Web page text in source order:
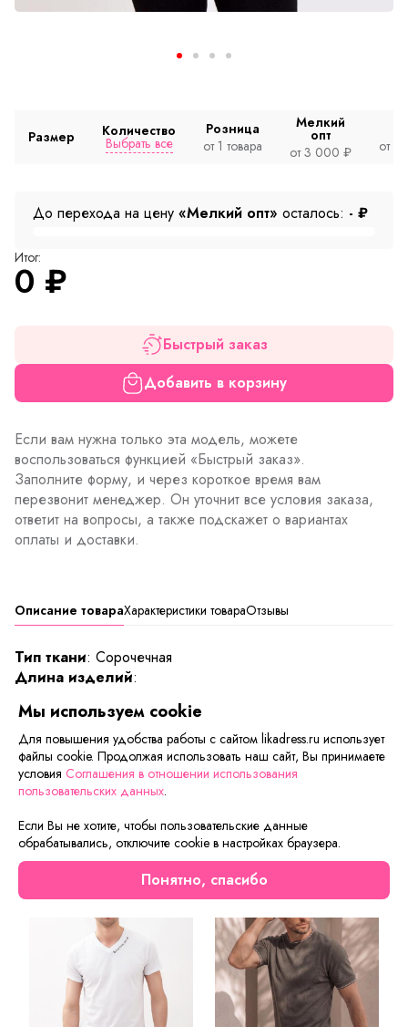
Размер Количество
Выбрать все
Розница
от 1 товара
Мелкий
опт
от 3 000 ₽
от
До перехода на цену «Мелкий опт» осталось: - ₽
Итог:
0 ₽
Быстрый заказ
Добавить в корзину
Если вам нужна только эта модель, можете
воспользоваться функцией «Быстрый заказ».
Заполните форму, и через короткое время вам
перезвонит менеджер. Он уточнит все условия заказа,
ответит на вопросы, а также подскажет о вариантах
оплаты и доставки.
Описание товараХарактеристики товараОтзывы
Тип ткани: Сорочечная
Длина изделий:
Изящная рубашка с коротким кружевным рукавом.
Модель приталенного силуэта со стоячим воротником.
Застёжка на пуговицы.
Сейчас на сайте смотрят
Мы используем cookie
Для повышения удобства работы с сайтом likadress.ru использует
файлы cookie. Продолжая использовать наш сайт, Вы принимаете
условия Соглашения в отношении использования
пользовательских данных.
Если Вы не хотите, чтобы пользовательские данные
обрабатывались, отключите cookie в настройках браузера.
Понятно, спасибо